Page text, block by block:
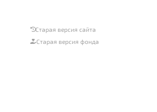
Старая версия сайта
Старая версия фонда